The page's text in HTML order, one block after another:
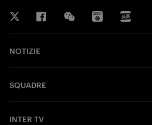
NOTIZIE
SQUADRE
INTER TV